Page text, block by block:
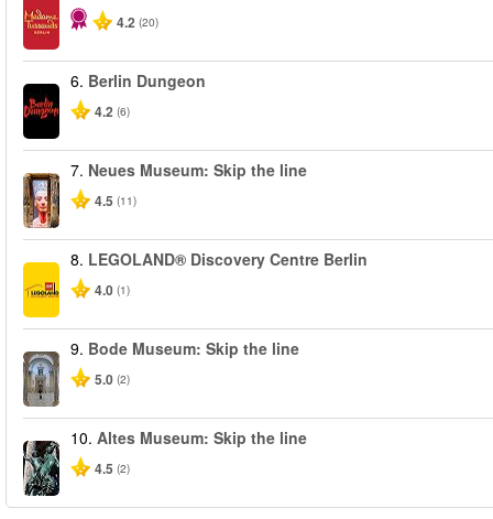
4.2 (20)
6. Berlin Dungeon
4.2 (6)
7. Neues Museum: Skip the line
4.5 (11)
8. LEGOLAND® Discovery Centre Berlin
4.0 (1)
9. Bode Museum: Skip the line
5.0 (2)
10. Altes Museum: Skip the line
4.5 (2)